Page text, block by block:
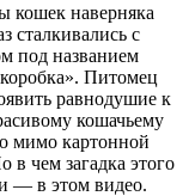
кошек наверняка
сталкивались с
под названием
Питомец
равнодушие к
кошачьему
мимо картонной
в чем загадка этого
— в этом видео.